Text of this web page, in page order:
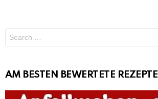
for:
AM BESTEN BEWERTETE REZEPTE